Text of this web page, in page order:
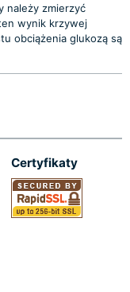
należy zmierzyć
wynik krzywej
obciążenia glukozą są
Certyfikaty